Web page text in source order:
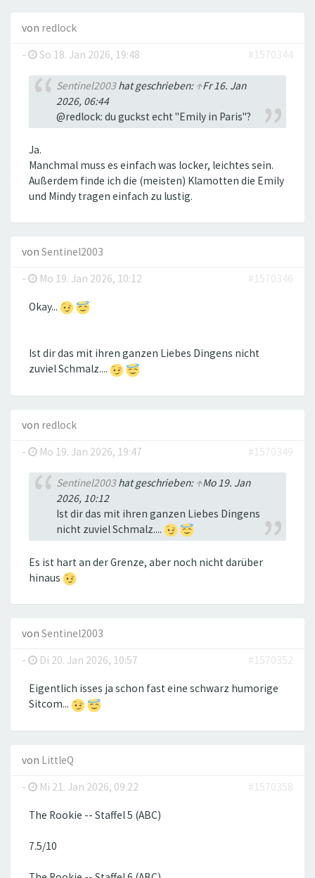
von redlock
-
So 18. Jan 2026, 19:48 #1570344
Sentinel2003hat geschrieben: ↑Fr 16. Jan
2026, 06:44
@redlock: du guckst echt "Emily in Paris"?
Ja.
Manchmal muss es einfach was locker, leichtes sein.
Außerdem finde ich die (meisten) Klamotten die Emily
und Mindy tragen einfach zu lustig.
von Sentinel2003
-
Mo 19. Jan 2026, 10:12 #1570346
Okay...
Ist dir das mit ihren ganzen Liebes Dingens nicht
zuviel Schmalz....
von redlock
-
Mo 19. Jan 2026, 19:47 #1570349
Sentinel2003hat geschrieben: ↑Mo 19. Jan
2026, 10:12
Ist dir das mit ihren ganzen Liebes Dingens
nicht zuviel Schmalz....
Es ist hart an der Grenze, aber noch nicht darüber
hinaus
von Sentinel2003
-
Di 20. Jan 2026, 10:57 #1570352
Eigentlich isses ja schon fast eine schwarz humorige
Sitcom...
von LittleQ
-
Mi 21. Jan 2026, 09:22 #1570358
The Rookie -- Staffel 5 (ABC)
7.5/10